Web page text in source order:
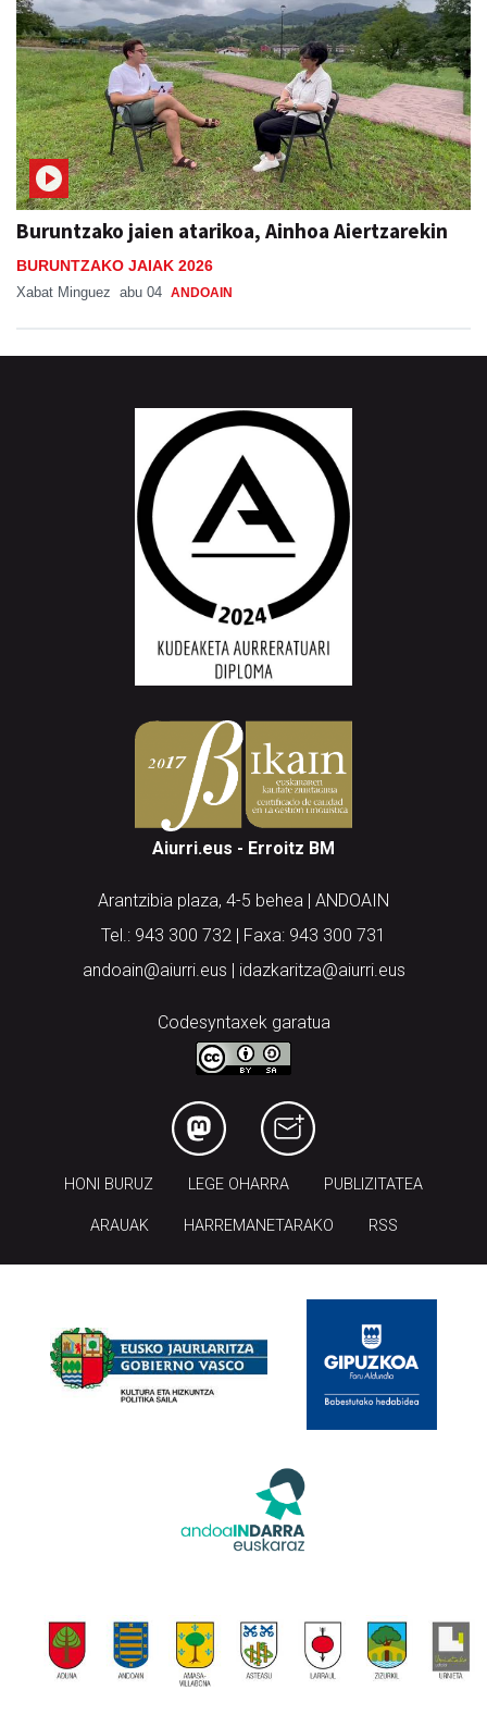
Buruntzako jaien atarikoa, Ainhoa Aiertzarekin
BURUNTZAKO JAIAK 2026
Xabat Minguez abu 04 ANDOAIN
Aiurri.eus - Erroitz BM
Arantzibia plaza, 4-5 behea | ANDOAIN
Tel.: 943 300 732 | Faxa: 943 300 731
andoain@aiurri.eus | idazkaritza@aiurri.eus
Codesyntaxek garatua
HONI BURUZ LEGE OHARRA PUBLIZITATEA
ARAUAK HARREMANETARAKO RSS